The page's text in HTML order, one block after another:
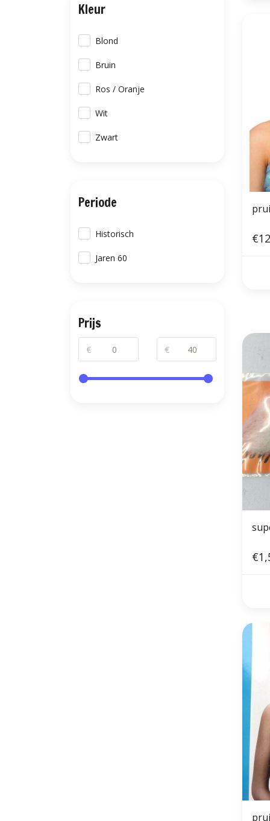
Kleur
Blond
Bruin
Ros / Oranje
Wit
Zwart
Periode
Historisch
Jaren 60
Prijs
€ €